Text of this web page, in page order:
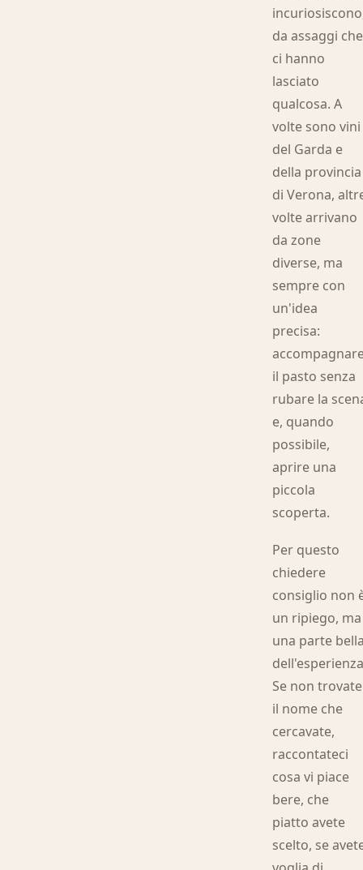
da assaggi che
ci hanno
lasciato
qualcosa. A
volte sono vini
del Garda e
della provincia
di Verona,
volte arrivano
da zone
diverse, ma
sempre con
un'idea
precisa:
il pasto senza
rubare la
e, quando
possibile,
aprire una
piccola
scoperta.
Per questo
chiedere
consiglio non
un ripiego, ma
una parte
Se non trovate
il nome che
cercavate,
raccontateci
cosa vi piace
bere, che
piatto avete
scelto, se